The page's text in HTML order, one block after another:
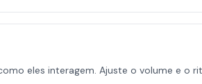
eles interagem. Ajuste o volume e o